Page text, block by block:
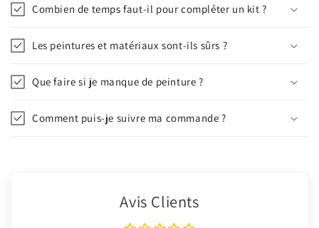
Combien de temps faut-il pour compléter un kit ?
Les peintures et matériaux sont-ils sûrs ?
Que faire si je manque de peinture ?
Comment puis-je suivre ma commande ?
Avis Clients